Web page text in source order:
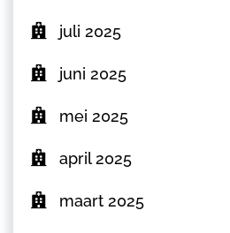
juli 2025
juni 2025
mei 2025
april 2025
maart 2025